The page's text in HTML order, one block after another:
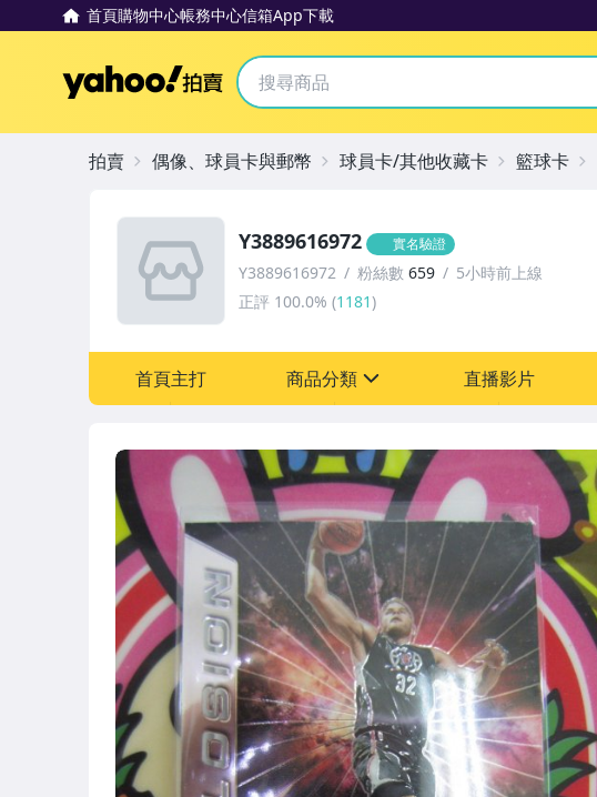
首頁購物中心帳務中心信箱App下載
Yahoo拍賣
Y3889616972 實名驗證
Y3889616972 粉絲數 659
5小時前上線
正評 100.0% (1181)
首頁主打 商品分類 直播影片
拍賣 偶像、球員卡與郵幣 球員卡/其他收藏卡 籃球卡